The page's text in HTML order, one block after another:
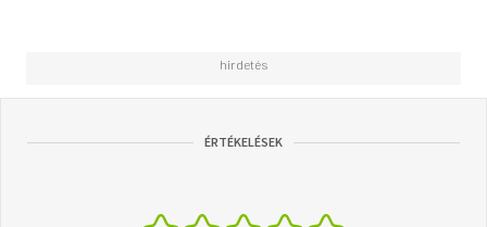
ÉRTÉKELÉSEK